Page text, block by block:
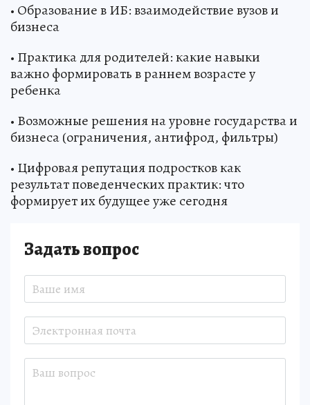
• Образование в ИБ: взаимодействие вузов и
бизнеса
• Практика для родителей: какие навыки
важно формировать в раннем возрасте у
ребенка
• Возможные решения на уровне государства и
бизнеса (ограничения, антифрод, фильтры)
• Цифровая репутация подростков как
результат поведенческих практик: что
формирует их будущее уже сегодня
Задать вопрос